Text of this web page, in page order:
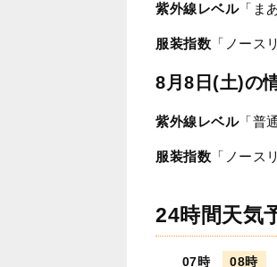
紫外線レベル「ま
服装指数 「ノース
8月8日(土)の
紫外線レベル「普
服装指数 「ノース
24時間天気
07時 08時